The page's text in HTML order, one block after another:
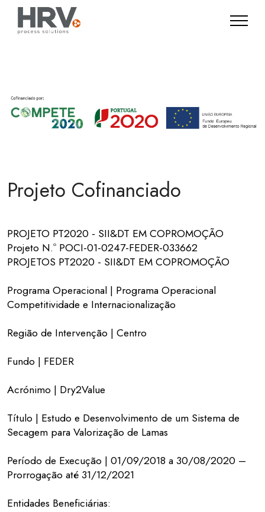
Projeto Cofinanciado
PROJETO PT2020 - SII&DT EM COPROMOÇÃO
Projeto N.º POCI-01-0247-FEDER-033662
PROJETOS PT2020 - SII&DT EM COPROMOÇÃO
Programa Operacional | Programa Operacional
Competitividade e Internacionalização
Região de Intervenção | Centro
Fundo | FEDER
Acrónimo | Dry2Value
Título | Estudo e Desenvolvimento de um Sistema de
Secagem para Valorização de Lamas
Período de Execução | 01/09/2018 a 30/08/2020 –
Prorrogação até 31/12/2021
Entidades Beneficiárias: